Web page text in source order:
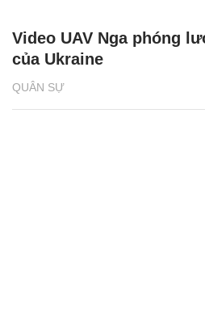
QUÂN SỰ
Video UAV Nga phóng
của Ukraine